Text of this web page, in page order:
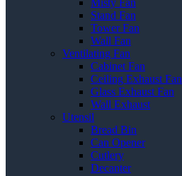
Misty Fan
Stand Fan
Tower Fan
Wall Fan
Ventilating Fan
Cabinet Fan
Ceiling Exhaust Fan
Glass Exhaust Fan
Wall Exhaust
Utensil
Bread Bin
Can Opener
Cutlery
Decanter